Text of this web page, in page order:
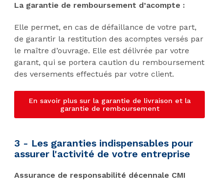
La garantie de remboursement d’acompte :
Elle permet, en cas de défaillance de votre part,
de garantir la restitution des acomptes versés par
le maître d’ouvrage. Elle est délivrée par votre
garant, qui se portera caution du remboursement
des versements effectués par votre client.
En savoir plus sur la garantie de livraison et la
garantie de remboursement
3 - Les garanties indispensables pour
assurer l'activité de votre entreprise
Assurance de responsabilité décennale CMI